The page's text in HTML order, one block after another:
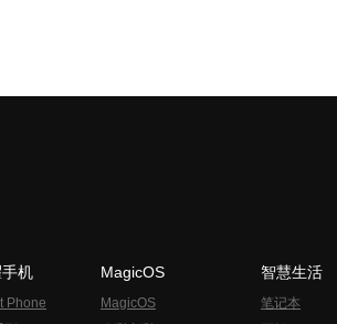
机
Phone
MagicOS
MagicOS
智慧生活
笔记本